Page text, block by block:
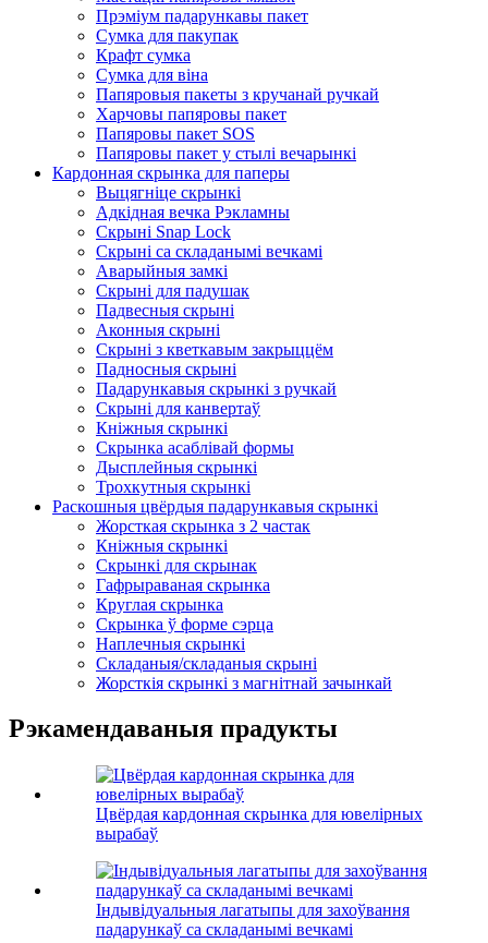
Прэміум падарункавы пакет
Сумка для пакупак
Крафт сумка
Сумка для віна
Папяровыя пакеты з кручанай ручкай
Харчовы папяровы пакет
Папяровы пакет SOS
Папяровы пакет у стылі вечарынкі
Кардонная скрынка для паперы
Выцягніце скрынкі
Адкідная вечка Рэкламны
Скрыні Snap Lock
Скрыні са складанымі вечкамі
Аварыйныя замкі
Скрыні для падушак
Падвесныя скрыні
Аконныя скрыні
Скрыні з кветкавым закрыццём
Падносныя скрыні
Падарункавыя скрынкі з ручкай
Скрыні для канвертаў
Кніжныя скрынкі
Скрынка асаблівай формы
Дысплейныя скрынкі
Трохкутныя скрынкі
Раскошныя цвёрдыя падарункавыя скрынкі
Жорсткая скрынка з 2 частак
Кніжныя скрынкі
Скрынкі для скрынак
Гафрыраваная скрынка
Круглая скрынка
Скрынка ў форме сэрца
Наплечныя скрынкі
Складаныя/складаныя скрыні
Жорсткія скрынкі з магнітнай зачынкай
Рэкамендаваныя прадукты
Цвёрдая кардонная скрынка для ювелірных
вырабаў
Індывідуальныя лагатыпы для захоўвання
падарункаў са складанымі вечкамі